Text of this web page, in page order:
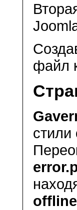
файл